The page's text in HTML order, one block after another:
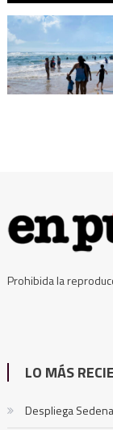
Prohibida la
LO MÁS
Despliega